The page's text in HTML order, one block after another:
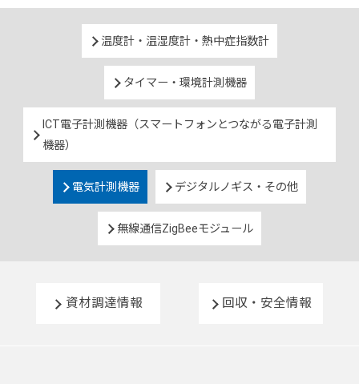
温度計・温湿度計・熱中症指数計
タイマー・環境計測機器
ICT電子計測機器（スマートフォンとつながる電子計測
機器）
電気計測機器 デジタルノギス・その他
無線通信ZigBeeモジュール
資材調達情報 回収・安全情報